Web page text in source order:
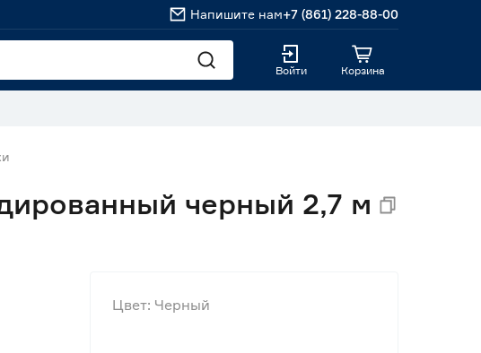
Напишите нам+7 (861) 228-88-00
Войти Корзина
черный 2,7 м
Цвет: Черный